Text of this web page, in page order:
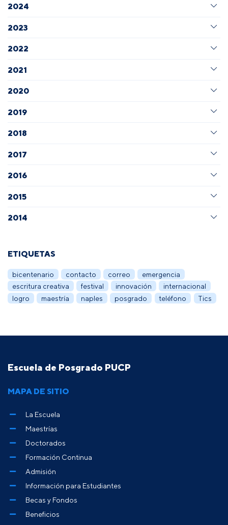
2024
2023
2022
2021
2020
2019
2018
2017
2016
2015
2014
ETIQUETAS
bicentenario contacto correo
emergencia
escritura creativa
festival innovación
internacional
logro
maestría naples posgrado teléfono Tics
Escuela de Posgrado PUCP
MAPA DE SITIO
La Escuela
Maestrías
Doctorados
Formación Continua
Admisión
Información para Estudiantes
Becas y Fondos
Beneficios